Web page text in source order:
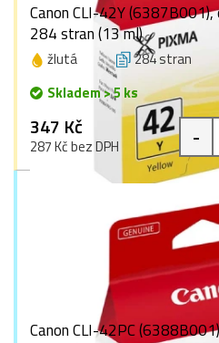
Canon CLI-42Y
284 stran (13 ml)
žlutá 284 stran
Skladem > 5 ks
347 Kč
287 Kč bez DPH -
Canon CLI-42PC